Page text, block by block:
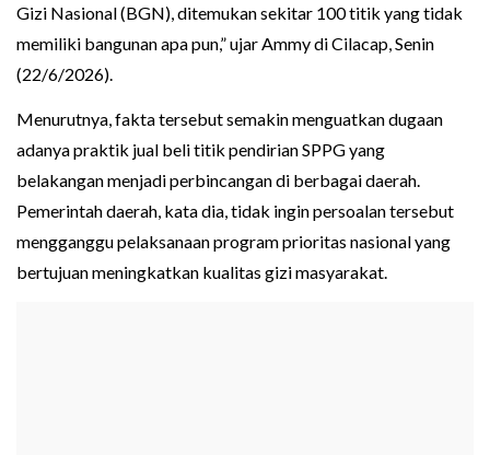
Gizi Nasional (BGN), ditemukan sekitar 100 titik yang tidak
memiliki bangunan apa pun,” ujar Ammy di Cilacap, Senin
(22/6/2026).
Menurutnya, fakta tersebut semakin menguatkan dugaan
adanya praktik jual beli titik pendirian SPPG yang
belakangan menjadi perbincangan di berbagai daerah.
Pemerintah daerah, kata dia, tidak ingin persoalan tersebut
mengganggu pelaksanaan program prioritas nasional yang
bertujuan meningkatkan kualitas gizi masyarakat.